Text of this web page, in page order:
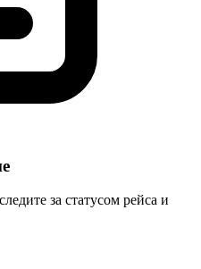
за статусом рейса и